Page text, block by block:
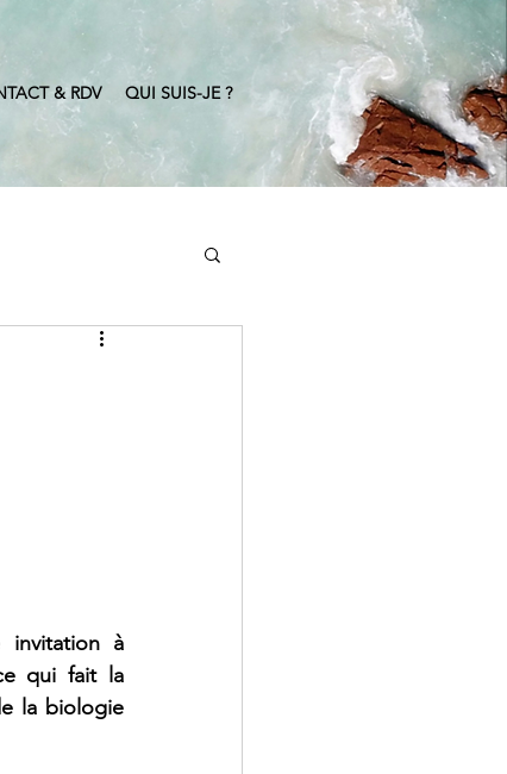
& RDV QUI SUIS-JE ?
invitation à
qui fait la
la biologie